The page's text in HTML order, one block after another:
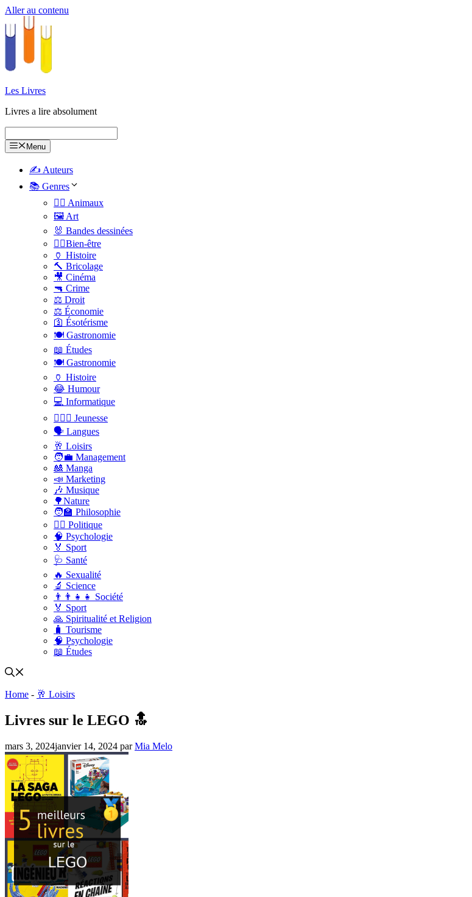
Aller au contenu
Les Livres
Livres a lire absolument
Menu
✍️ Auteurs
📚 Genres
🐕‍🦺 Animaux
🖼️ Art
🐰 Bandes dessinées
🧑‍⚕️Bien-être
🏺 Histoire
🔨 Bricolage
🎥 Cinéma
🔫 Crime
⚖️ Droit
⚖️ Économie
🛐 Ésotérisme
🍽️ Gastronomie
📖 Études
🍽️ Gastronomie
🏺 Histoire
😂 Humour
💻 Informatique
🤸🏽‍♀️ Jeunesse
🗣 Langues
🥂 Loisirs
🧑‍💼 Management
🎎 Manga
📣 Marketing
🎶 Musique
🌳Nature
🧑‍🏫 Philosophie
👨‍⚖️ Politique
🧠 Psychologie
🏅 Sport
🩺 Santé
🔥 Sexualité
🔬 Science
👨‍👨‍👧‍👧 Société
🏅 Sport
🙏 Spiritualité et Religion
🧳 Tourisme
🧠 Psychologie
📖 Études
Home - 🥂 Loisirs
Livres sur le LEGO 🔝
mars 3, 2024janvier 14, 2024 parMia Melo